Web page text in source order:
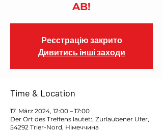
AB!
Реєстрацію закрито
Дивитись інші заходи
Time & Location
17. März 2024, 12:00 – 17:00
Der Ort des Treffens lautet:, Zurlaubener Ufer,
54292 Trier-Nord, Німеччина